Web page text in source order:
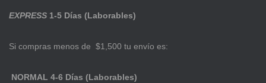
EXPRESS 1-5 Días (Laborables)
Si compras menos de $1,500 tu envío es:
NORMAL 4-6 Días (Laborables)